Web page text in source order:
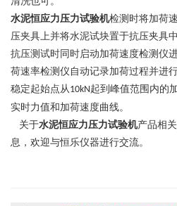
水泥恒应力压力试验机检测时将加荷
压夹具上并将水泥试块置于抗压夹具
抗压测试时同时启动加荷速度检测仪
荷速率检测仪自动记录加荷过程并进
稳定起始点从 10kN 起到峰值范围内的
实时力值和加荷速度曲线。
关于水泥恒应力压力试验机产品相
息，欢迎与恒乐仪器进行交流。